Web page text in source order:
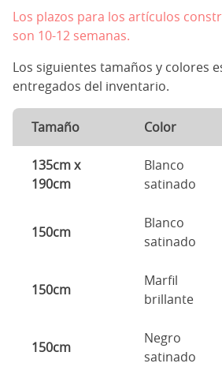
Los plazos para los artículos
son 10-12 semanas.
Los siguientes tamaños y colores
entregados del inventario.
Tamaño Color
135cm x
190cm
Blanco
satinado
150cm
Blanco
satinado
150cm
Marfil
brillante
150cm
Negro
satinado